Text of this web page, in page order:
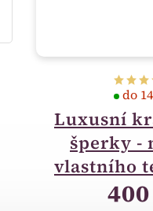
Luxusní
šperky -
vlastního
do